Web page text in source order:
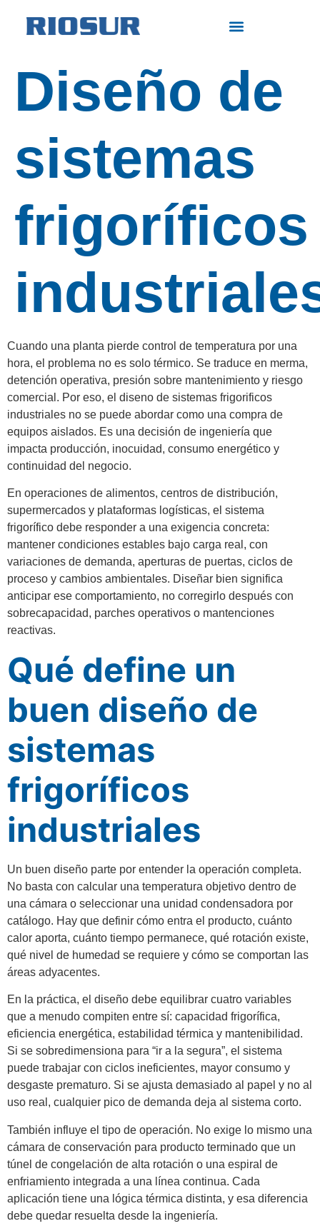
Diseño de
sistemas
frigoríficos
Cuando una planta pierde control de temperatura por una
hora, el problema no es solo térmico. Se traduce en merma,
detención operativa, presión sobre mantenimiento y riesgo
comercial. Por eso, el diseno de sistemas frigorificos
industriales no se puede abordar como una compra de
equipos aislados. Es una decisión de ingeniería que
impacta producción, inocuidad, consumo energético y
continuidad del negocio.
En operaciones de alimentos, centros de distribución,
supermercados y plataformas logísticas, el sistema
frigorífico debe responder a una exigencia concreta:
mantener condiciones estables bajo carga real, con
variaciones de demanda, aperturas de puertas, ciclos de
proceso y cambios ambientales. Diseñar bien significa
anticipar ese comportamiento, no corregirlo después con
sobrecapacidad, parches operativos o mantenciones
reactivas.
Qué define un
buen diseño de
sistemas
frigoríficos
industriales
Un buen diseño parte por entender la operación completa.
No basta con calcular una temperatura objetivo dentro de
una cámara o seleccionar una unidad condensadora por
catálogo. Hay que definir cómo entra el producto, cuánto
calor aporta, cuánto tiempo permanece, qué rotación existe,
qué nivel de humedad se requiere y cómo se comportan las
áreas adyacentes.
En la práctica, el diseño debe equilibrar cuatro variables
que a menudo compiten entre sí: capacidad frigorífica,
eficiencia energética, estabilidad térmica y mantenibilidad.
Si se sobredimensiona para “ir a la segura”, el sistema
puede trabajar con ciclos ineficientes, mayor consumo y
desgaste prematuro. Si se ajusta demasiado al papel y no al
uso real, cualquier pico de demanda deja al sistema corto.
También influye el tipo de operación. No exige lo mismo una
cámara de conservación para producto terminado que un
túnel de congelación de alta rotación o una espiral de
enfriamiento integrada a una línea continua. Cada
aplicación tiene una lógica térmica distinta, y esa diferencia
debe quedar resuelta desde la ingeniería.